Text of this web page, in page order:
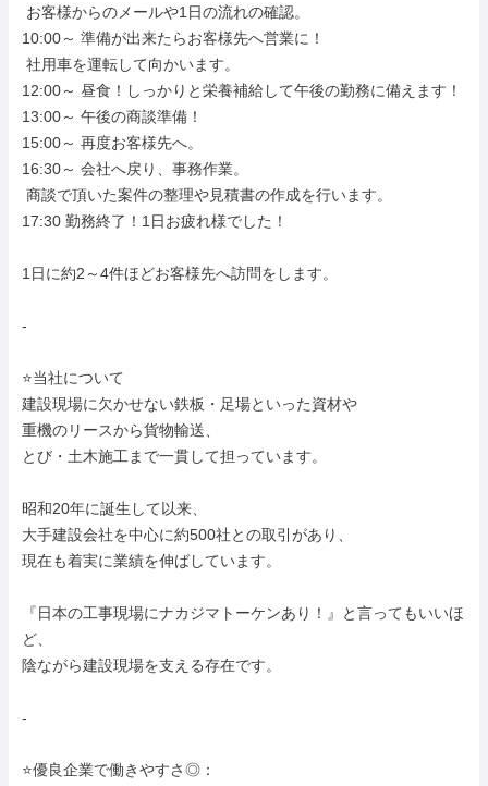
10:00～ 準備が出来たらお客様先へ営業に！
12:00～ 昼食！しっかりと栄養補給して午後の勤務に備えます！
13:00～ 午後の商談準備！
15:00～ 再度お客様先へ。
16:30～ 会社へ戻り、事務作業。
17:30 勤務終了！1日お疲れ様でした！
1日に約2～4件ほどお客様先へ訪問をします。
-
⭐当社について
建設現場に欠かせない鉄板・足場といった資材や
重機のリースから貨物輸送、
とび・土木施工まで一貫して担っています。
昭和20年に誕生して以来、
大手建設会社を中心に約500社との取引があり、
現在も着実に業績を伸ばしています。
『日本の工事現場にナカジマトーケンあり！』と言ってもいいほ
ど、
陰ながら建設現場を支える存在です。
-
⭐優良企業で働きやすさ◎：